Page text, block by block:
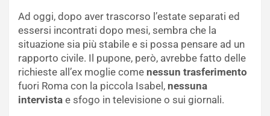
Ad oggi, dopo aver trascorso l’estate separati ed
essersi incontrati dopo mesi, sembra che la
situazione sia più stabile e si possa pensare ad un
rapporto civile. Il pupone, però, avrebbe fatto delle
richieste all’ex moglie come nessun trasferimento
fuori Roma con la piccola Isabel, nessuna
intervista e sfogo in televisione o sui giornali.